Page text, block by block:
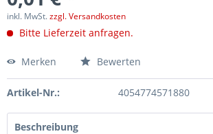
inkl. MwSt.zzgl. Versandkosten
Bitte Lieferzeit anfragen.
Merken Bewerten
Artikel-Nr.: 4054774571880
Beschreibung